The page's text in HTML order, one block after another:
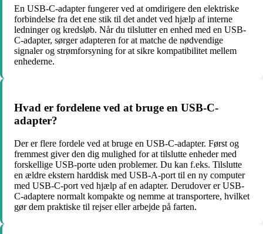
En USB-C-adapter fungerer ved at omdirigere den elektriske
forbindelse fra det ene stik til det andet ved hjælp af interne
ledninger og kredsløb. Når du tilslutter en enhed med en USB-
C-adapter, sørger adapteren for at matche de nødvendige
signaler og strømforsyning for at sikre kompatibilitet mellem
enhederne.
Hvad er fordelene ved at bruge en USB-C-
adapter?
Der er flere fordele ved at bruge en USB-C-adapter. Først og
fremmest giver den dig mulighed for at tilslutte enheder med
forskellige USB-porte uden problemer. Du kan f.eks. Tilslutte
en ældre ekstern harddisk med USB-A-port til en ny computer
med USB-C-port ved hjælp af en adapter. Derudover er USB-
C-adaptere normalt kompakte og nemme at transportere, hvilket
gør dem praktiske til rejser eller arbejde på farten.